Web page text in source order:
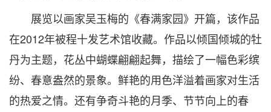
展览以画家吴玉梅的《春满家园》开篇，该作品
在2012年被程十发艺术馆收藏。作品以倾国倾城的牡
丹为主题，花丛中蝴蝶翩翩起舞，描绘了一幅色彩缤
纷、春意盎然的景象。鲜艳的用色洋溢着画家对生活
的热爱之情。还有争奇斗艳的月季、节节向上的春